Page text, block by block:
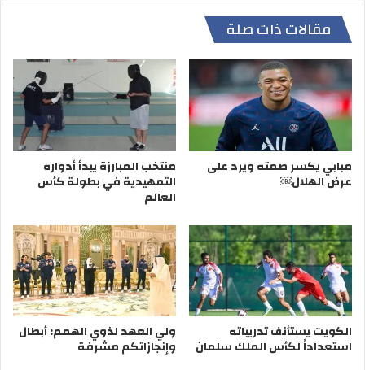
مقالات ذات صلة
مبابي يكسر صمته ويرد على
عرض الهلال￼
منتخب المبارزة يبدأ أدواره
التمهيدية في بطولة كأس
العالم
الكويت يستأنف تدريباته
استعداداً لكأس الملك سلمان
ولي العهد لذوي الهمم: أبطال
وإنجازاتكم مشرفة